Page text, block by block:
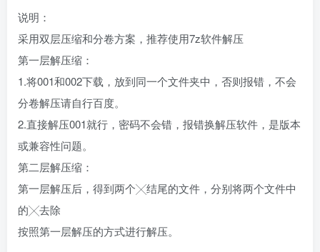
说明：
采用双层压缩和分卷方案，推荐使用7z软件解压
第一层解压缩：
1.将001和002下载，放到同一个文件夹中，否则报错，不会
分卷解压请自行百度。
2.直接解压001就行，密码不会错，报错换解压软件，是版本
或兼容性问题。
第二层解压缩：
第一层解压后，得到两个╳结尾的文件，分别将两个文件中
的╳去除
按照第一层解压的方式进行解压。